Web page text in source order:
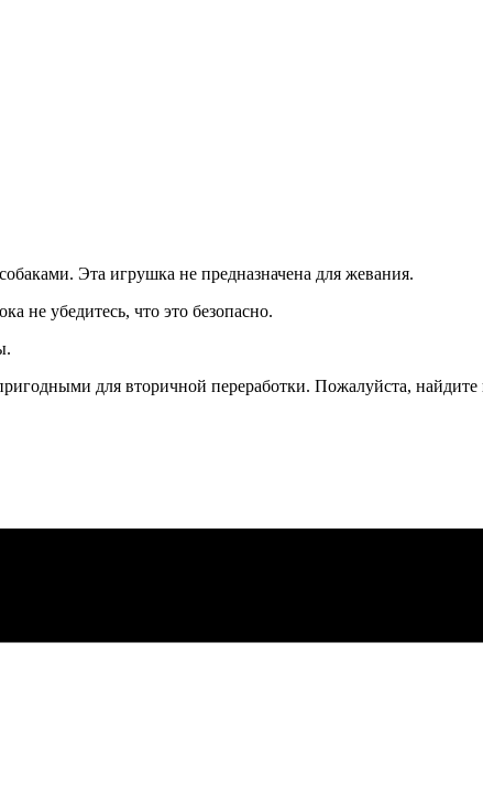
Эта игрушка не предназначена для жевания.
не убедитесь, что это безопасно.
для вторичной переработки. Пожалуйста, найдите